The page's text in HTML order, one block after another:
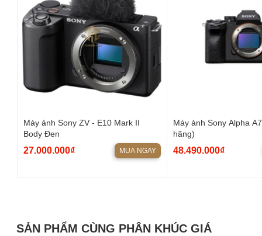
Máy có khả năng quay video UHD 4K với tốc độ lên đến 120p và
Máy ảnh Sony ZV - E10 Mark II
Body Đen
27.000.000₫ MUA NGAY
Máy ảnh Sony Alpha
hãng)
48.490.000₫
SẢN PHẨM CÙNG PHÂN KHÚC GIÁ